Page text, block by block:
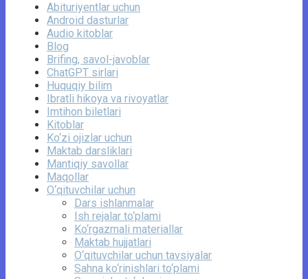
Abituriyentlar uchun
Android dasturlar
Audio kitoblar
Blog
Brifing, savol-javoblar
ChatGPT sirlari
Huquqiy bilim
Ibratli hikoya va rivoyatlar
Imtihon biletlari
Kitoblar
Ko‘zi ojizlar uchun
Maktab darsliklari
Mantiqiy savollar
Maqollar
O‘qituvchilar uchun
Dars ishlanmalar
Ish rejalar to‘plami
Ko‘rgazmali materiallar
Maktab hujjatlari
O‘qituvchilar uchun tavsiyalar
Sahna ko‘rinishlari to‘plami